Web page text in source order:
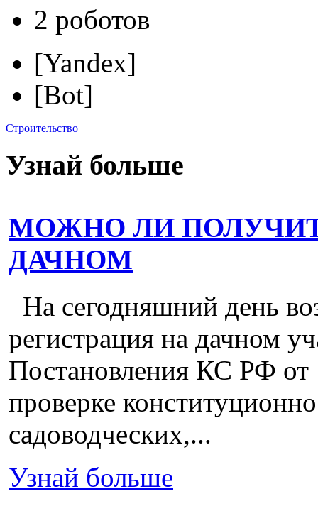
2 роботов
[Yandex]
[Bot]
Строительство
Узнай больше
МОЖНО ЛИ
ДАЧНОМ
На сегодняшний день
регистрация на дачном
Постановления КС РФ
проверке
садоводческих,...
Узнай больше